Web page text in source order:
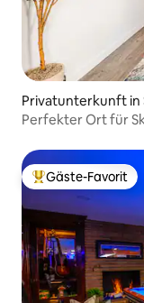
Privatunterkunft in
Perfekter Ort für
Beliebter Gäste-
Gäste-Favorit